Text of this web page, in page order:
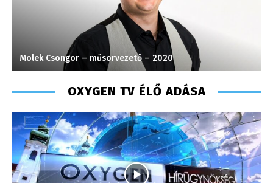
Molek Csongor – műsorvezető – 2020
OXYGEN TV ÉLŐ ADÁSA